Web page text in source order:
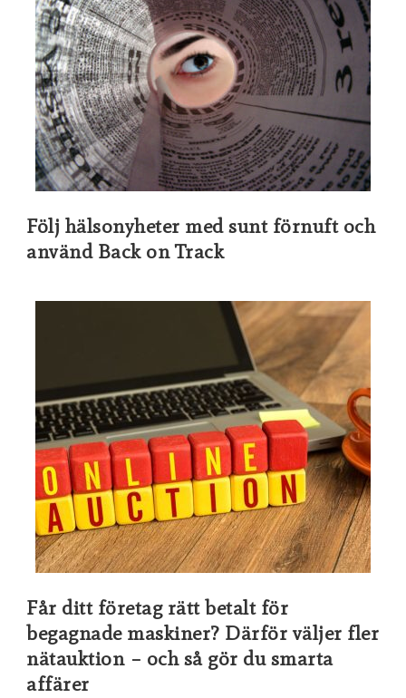
Följ hälsonyheter med sunt förnuft och
använd Back on Track
Får ditt företag rätt betalt för
begagnade maskiner? Därför väljer fler
nätauktion – och så gör du smarta
affärer